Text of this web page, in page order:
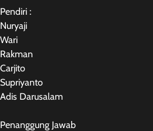
Pendiri :
Nuryaji
Wari
Rakman
Carjito
Supriyanto
Adis Darusalam
Penanggung Jawab